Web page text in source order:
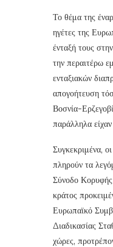
Το θέμα της
ηγέτες της
ένταξή τους
την περαιτέρω
ενταξιακών
απογοήτευση
Βοσνία-
παράλληλα
Συγκεκριμένα,
πληρούν τα
Σύνοδο Κορυφής
κράτος
Ευρωπαϊκό
Διαδικασίας
χώρες,